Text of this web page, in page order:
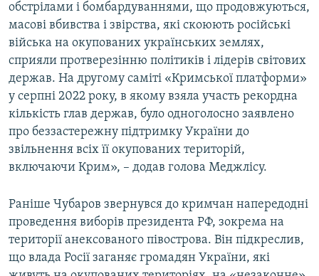
обстрілами і бомбардуваннями, що продовжуються,
масові вбивства і звірства, які скоюють російські
війська на окупованих українських землях,
сприяли протверезінню політиків і лідерів світових
держав. На другому саміті «Кримської платформи»
у серпні 2022 року, в якому взяла участь рекордна
кількість глав держав, було одноголосно заявлено
про беззастережну підтримку України до
звільнення всіх її окупованих територій,
включаючи Крим», – додав голова Меджлісу.
Раніше Чубаров звернувся до кримчан напередодні
проведення виборів президента РФ, зокрема на
території анексованого півострова. Він підкреслив,
що влада Росії заганяє громадян України, які